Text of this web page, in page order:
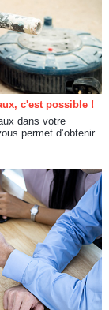
c'est possible !
dans votre
permet d’obtenir